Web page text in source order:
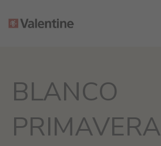
BLANCO
PRIMAVERA